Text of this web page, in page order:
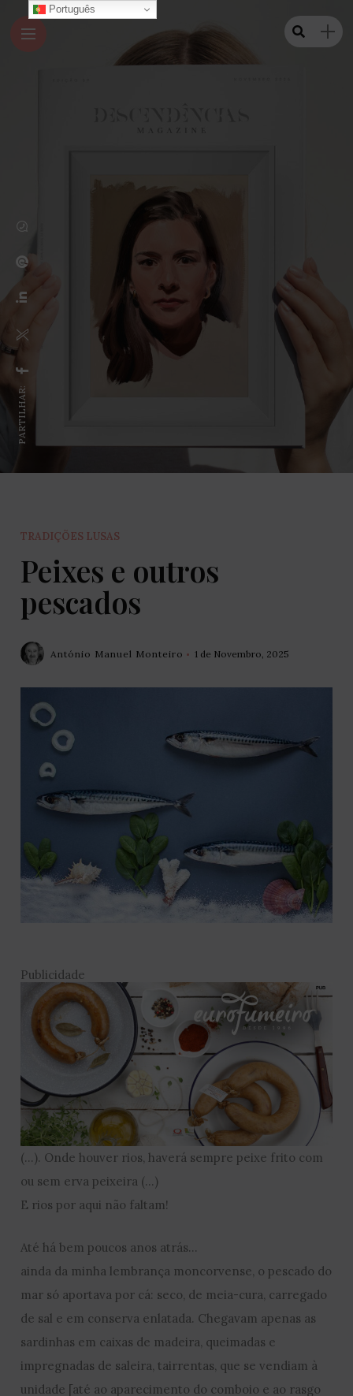
PARTILHAR:
TRADIÇÕES LUSAS
Peixes e outros
pescados
António Manuel Monteiro 1 de Novembro, 2025
Publicidade
(…). Onde houver rios, haverá sempre peixe frito com
ou sem erva peixeira (…)
E rios por aqui não faltam!
Até há bem poucos anos atrás…
ainda da minha lembrança moncorvense, o pescado do
mar só aportava por cá: seco, de meia-cura, carregado
de sal e em conserva enlatada. Chegavam apenas as
sardinhas em caixas de madeira, queimadas e
impregnadas de saleira, tairrentas, que se vendiam à
unidade [até ao aparecimento do comboio e ao rasgo
Português